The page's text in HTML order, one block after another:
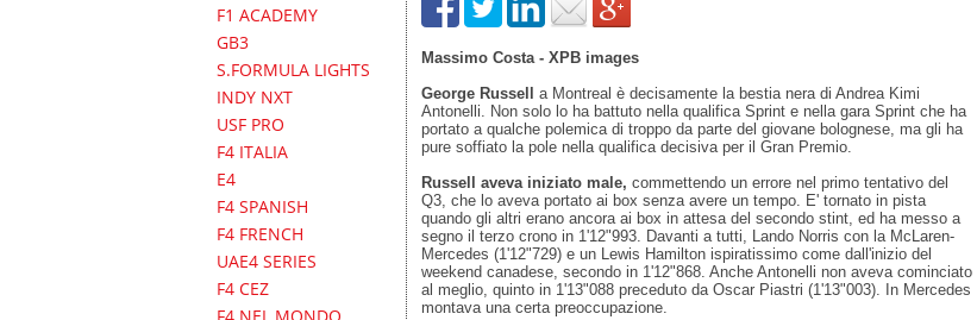
F1 ACADEMY
GB3
S.FORMULA LIGHTS
INDY NXT
USF PRO
F4 ITALIA
E4
F4 SPANISH
F4 FRENCH
UAE4 SERIES
F4 CEZ
Massimo Costa - XPB images
George Russell a Montreal è decisamente la bestia nera di Andrea Kimi
Antonelli. Non solo lo ha battuto nella qualifica Sprint e nella gara Sprint che ha
portato a qualche polemica di troppo da parte del giovane bolognese, ma gli ha
pure soffiato la pole nella qualifica decisiva per il Gran Premio.
Russell aveva iniziato male, commettendo un errore nel primo tentativo del
Q3, che lo aveva portato ai box senza avere un tempo. E' tornato in pista
quando gli altri erano ancora ai box in attesa del secondo stint, ed ha messo a
segno il terzo crono in 1'12"993. Davanti a tutti, Lando Norris con la McLaren-
Mercedes (1'12"729) e un Lewis Hamilton ispiratissimo come dall'inizio del
weekend canadese, secondo in 1'12"868. Anche Antonelli non aveva cominciato
al meglio, quinto in 1'13"088 preceduto da Oscar Piastri (1'13"003). In Mercedes
montava una certa preoccupazione.